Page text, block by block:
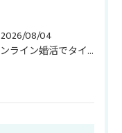
2026/08/04
オンライン婚活でタイパ重視のメリット